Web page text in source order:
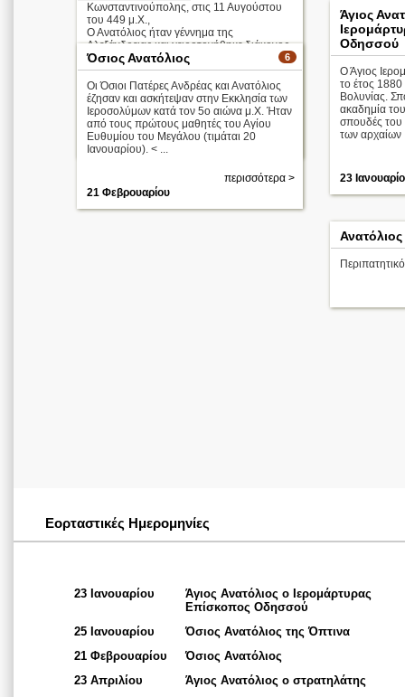
Κωνσταντινούπολης, στις 11 Αυγούστου
του 449 μ.Χ.,
Ο Ανατόλιος ήταν γέννημα της
Αλεξάνδρειας και χειροτονήθηκε διάκονος
από τον τότε αρχιεπίσκοπο Αλεξανδρείας
Κύ ...
Απολυτίκιο
περισσότερα >
3 Ιουλίου
Άγιος
Οδησσού
Ο Άγιος
το έτος
Βολυνίας.
ακαδημία του
σπουδές του
των αρχαίων
23
6
Όσιος Ανατόλιος
Οι Όσιοι Πατέρες Ανδρέας και Ανατόλιος
έζησαν και ασκήτεψαν στην Εκκλησία των
Ιεροσολύμων κατά τον 5ο αιώνα μ.Χ. Ήταν
από τους πρώτους μαθητές του Αγίου
Ευθυμίου του Μεγάλου (τιμάται 20
Ιανουαρίου). < ...
περισσότερα >
21 Φεβρουαρίου
Ανατόλιος
Εορταστικές Ημερομηνίες
23 Ιανουαρίου
Άγιος Ανατόλιος ο Ιερομάρτυρας
Επίσκοπος Οδησσού
25 Ιανουαρίου
Όσιος Ανατόλιος της Όπτινα
21 Φεβρουαρίου
Όσιος Ανατόλιος
23 Απριλίου
Άγιος Ανατόλιος ο στρατηλάτης